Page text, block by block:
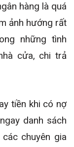
hàng là quá
ảnh hướng rất
những tình
cửa, chi trả
tiền khi có nợ
danh sách
chuyên gia